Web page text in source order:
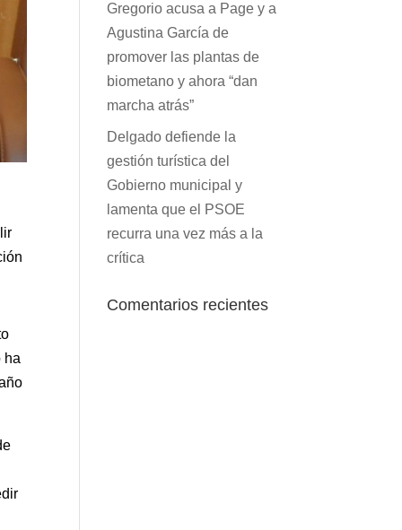
ha
Gregorio acusa a Page y a
Agustina García de
promover las plantas de
biometano y ahora “dan
marcha atrás”
Delgado defiende la
gestión turística del
Gobierno municipal y
lamenta que el PSOE
recurra una vez más a la
crítica
Comentarios recientes